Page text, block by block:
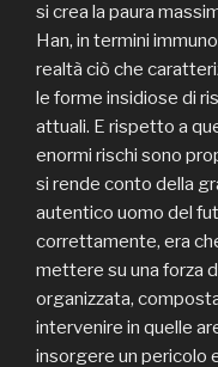
si crea la paura
Han, in termini
realtà ciò che
le forme insidiose di
attuali. E rispetto a
enormi rischi sono
si rende conto della
autentico uomo del
correttamente, era
mettere su una forza
organizzata,
intervenire in quelle
insorgere un pericolo